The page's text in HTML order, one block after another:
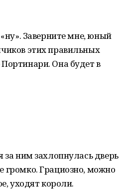
Заверните мне, юный
этих правильных
Она будет в
за ним захлопнулась дверь
громко. Грациозно, можно
уходят короли.